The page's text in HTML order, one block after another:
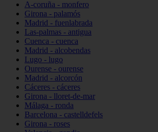
A-coruña - monfero
Girona - palamós
Madrid - fuenlabrada
Las-palmas - antigua
Cuenca - cuenca
Madrid - alcobendas
Lugo - lugo
Ourense - ourense
Madrid - alcorcón
Cáceres - cáceres
Girona - lloret-de-mar
Málaga - ronda
Barcelona - castelldefels
Girona - roses